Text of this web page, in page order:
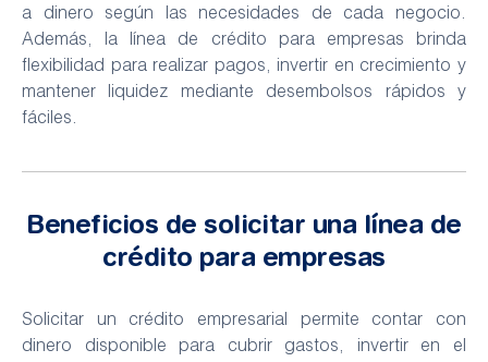
a dinero según las necesidades de cada negocio.
Además, la línea de crédito para empresas brinda
flexibilidad para realizar pagos, invertir en crecimiento y
mantener liquidez mediante desembolsos rápidos y
fáciles.
Beneficios de solicitar una línea de
crédito para empresas
Solicitar un crédito empresarial permite contar con
dinero disponible para cubrir gastos, invertir en el